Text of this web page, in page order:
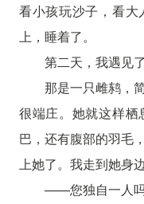
看小孩玩沙子，看
上，睡着了。
第二天，我遇见了
那是一只雌鸫，
很端庄。她就这样
巴，还有腹部的羽毛
上她了。我走到她身
——您独自一人